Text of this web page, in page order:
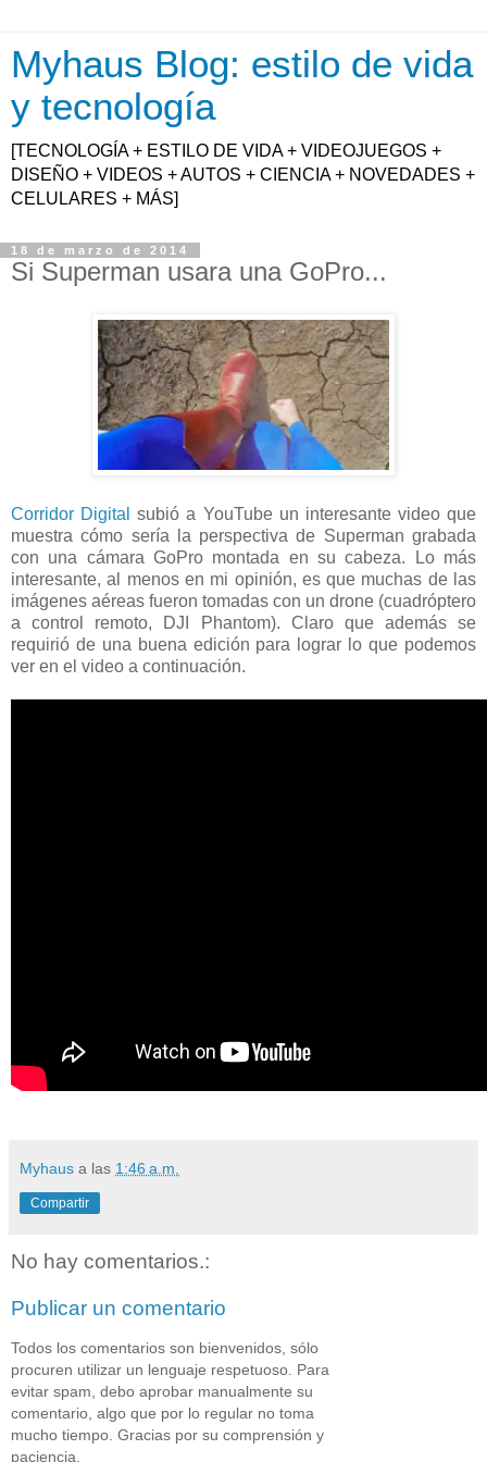
Myhaus Blog: estilo de vida
y tecnología
[TECNOLOGÍA + ESTILO DE VIDA + VIDEOJUEGOS +
DISEÑO + VIDEOS + AUTOS + CIENCIA + NOVEDADES +
CELULARES + MÁS]
18 de marzo de 2014
Si Superman usara una GoPro...
Corridor Digital
subió a YouTube un interesante video que
muestra cómo sería la perspectiva de Superman grabada
con una cámara GoPro montada en su cabeza. Lo más
interesante, al menos en mi opinión, es que muchas de las
imágenes aéreas fueron tomadas con un drone (cuadróptero
a control remoto, DJI Phantom). Claro que además se
requirió de una buena edición para lograr lo que podemos
ver en el video a continuación.
Myhaus a las 1:46 a.m.
Compartir
No hay comentarios.:
Publicar un comentario
Todos los comentarios son bienvenidos, sólo
procuren utilizar un lenguaje respetuoso. Para
evitar spam, debo aprobar manualmente su
comentario, algo que por lo regular no toma
mucho tiempo. Gracias por su comprensión y
paciencia.